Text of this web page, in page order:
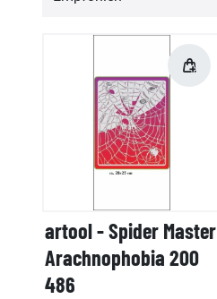
artool - Spider Master
Arachnophobia 200
486